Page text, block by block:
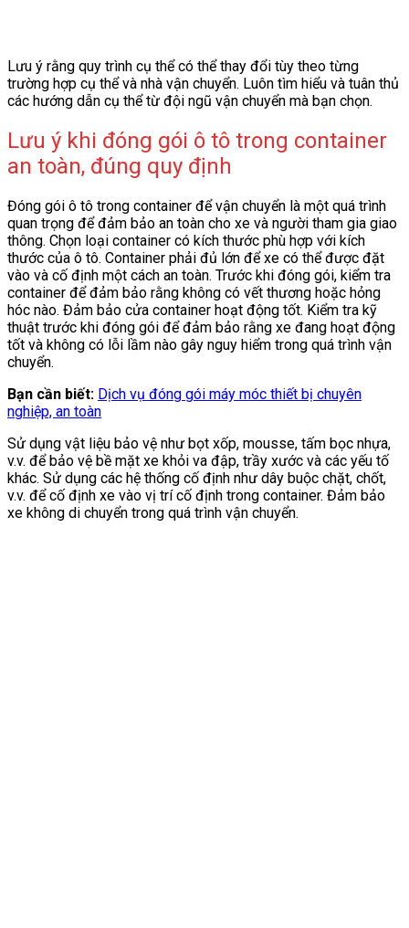
Lưu ý rằng quy trình cụ thể có thể thay đổi tùy theo từng
trường hợp cụ thể và nhà vận chuyển. Luôn tìm hiểu và tuân thủ
các hướng dẫn cụ thể từ đội ngũ vận chuyển mà bạn chọn.
Lưu ý khi đóng gói ô tô trong container
an toàn, đúng quy định
Đóng gói ô tô trong container để vận chuyển là một quá trình
quan trọng để đảm bảo an toàn cho xe và người tham gia giao
thông. Chọn loại container có kích thước phù hợp với kích
thước của ô tô. Container phải đủ lớn để xe có thể được đặt
vào và cố định một cách an toàn. Trước khi đóng gói, kiểm tra
container để đảm bảo rằng không có vết thương hoặc hỏng
hóc nào. Đảm bảo cửa container hoạt động tốt. Kiểm tra kỹ
thuật trước khi đóng gói để đảm bảo rằng xe đang hoạt động
tốt và không có lỗi lầm nào gây nguy hiểm trong quá trình vận
chuyển.
Bạn cần biết: Dịch vụ đóng gói máy móc thiết bị chuyên
nghiệp, an toàn
Sử dụng vật liệu bảo vệ như bọt xốp, mousse, tấm bọc nhựa,
v.v. để bảo vệ bề mặt xe khỏi va đập, trầy xước và các yếu tố
khác. Sử dụng các hệ thống cố định như dây buộc chặt, chốt,
v.v. để cố định xe vào vị trí cố định trong container. Đảm bảo
xe không di chuyển trong quá trình vận chuyển.